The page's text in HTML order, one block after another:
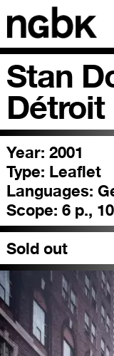
Stan
Détroit
Year: 2001
Type: Leaflet
Languages:
Scope: 6 p.,
Sold out